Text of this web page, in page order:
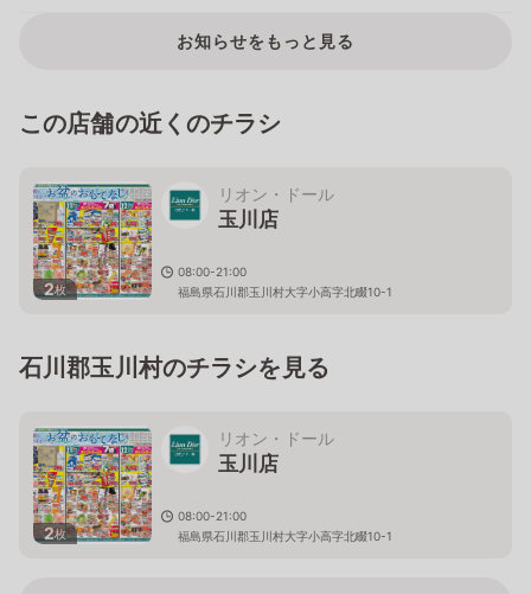
お知らせをもっと見る
この店舗の近くのチラシ
2枚
リオン・ドール
玉川店
08:00-21:00
福島県石川郡玉川村大字小高字北畷10-1
石川郡玉川村のチラシを見る
2枚
リオン・ドール
玉川店
08:00-21:00
福島県石川郡玉川村大字小高字北畷10-1